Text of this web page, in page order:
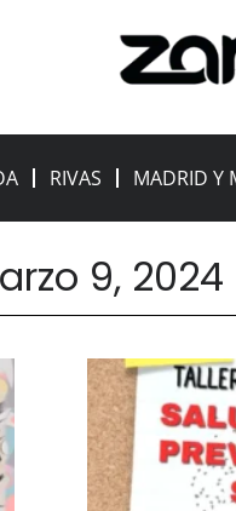
RIVAS MADRID Y
9, 2024